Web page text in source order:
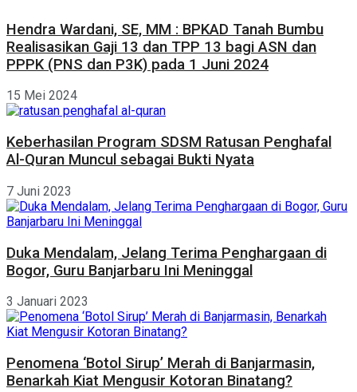
Hendra Wardani, SE, MM : BPKAD Tanah Bumbu
Realisasikan Gaji 13 dan TPP 13 bagi ASN dan
PPPK (PNS dan P3K) pada 1 Juni 2024
15 Mei 2024
Keberhasilan Program SDSM Ratusan Penghafal
Al-Quran Muncul sebagai Bukti Nyata
7 Juni 2023
Duka Mendalam, Jelang Terima Penghargaan di
Bogor, Guru Banjarbaru Ini Meninggal
3 Januari 2023
Penomena ‘Botol Sirup’ Merah di Banjarmasin,
Benarkah Kiat Mengusir Kotoran Binatang?